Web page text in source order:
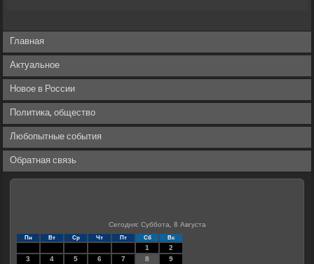
Главная
Актуальное
Новое в России
Политика, общество
Любопытные события
Обратная связь
Сегодня: Суббота, 8 Августа
Пн Вт Ср Чт Пт Сб Вс
1
2
3
4 5 6 7 8
9